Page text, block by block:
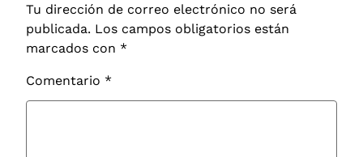
Tu dirección de correo electrónico no será
publicada. Los campos obligatorios están
marcados con *
Comentario *